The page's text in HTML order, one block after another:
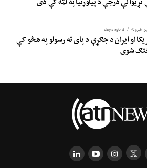
خبرونه 4 days ago
او ایران د جګړې د پای ته رسولو په هڅو کې
شوی